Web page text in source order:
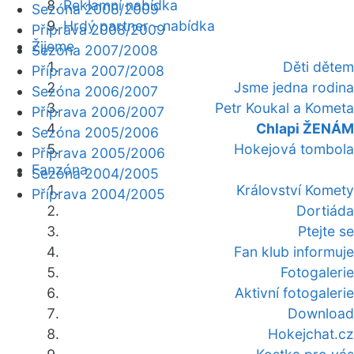
Reklamní nabídka
Hrdý partner - nabídka
Žijeme
Děti dětem
Jsme jedna rodina
Petr Koukal a Kometa
Chlapi ŽENÁM
Hokejová tombola
Fanzóna
Království Komety
Dortiáda
Ptejte se
Fan klub informuje
Fotogalerie
Aktivní fotogalerie
Download
Hokejchat.cz
Sezóna 2008/2009
Příprava 2008/2009
Sezóna 2007/2008
Příprava 2007/2008
Sezóna 2006/2007
Příprava 2006/2007
Sezóna 2005/2006
Příprava 2005/2006
Sezóna 2004/2005
Příprava 2004/2005